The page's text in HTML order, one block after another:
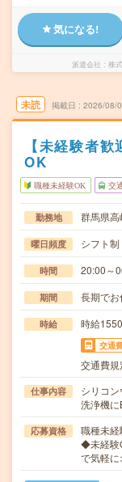
気になる!
派遣会社 株
未読 掲載日 2026/08/
【未経験者
OK
職種未経験OK 交
勤務地 群馬県高
曜日頻度 シフト制
時間 20:00～
期間 長期でお
時給 時給
交通
交通費
仕事内容
シリコ
洗浄機
応募資格
職種未
◆未経験
で気軽